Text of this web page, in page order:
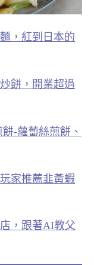
，紅到日本的
餅，開業超過
-蘿蔔絲煎餅、
家推薦韭黃蝦
，跟著AI教父